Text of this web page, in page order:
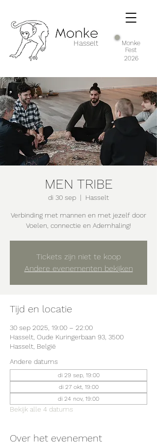
Hasselt
Monke
Fest
2026
MEN TRIBE
di 30 sep
  |
Hasselt
Verbinding met mannen en met jezelf door
Voelen, connectie en Ademhaling!
Tickets zijn niet te koop
Andere evenementen bekijken
Tijd en locatie
30 sep 2025, 19:00 – 22:00
Hasselt, Oude Kuringerbaan 93, 3500
Hasselt, België
Andere datums
di 29 sep, 19:00
di 27 okt, 19:00
di 24 nov, 19:00
Bekijk alle 4 datums
Over het evenement